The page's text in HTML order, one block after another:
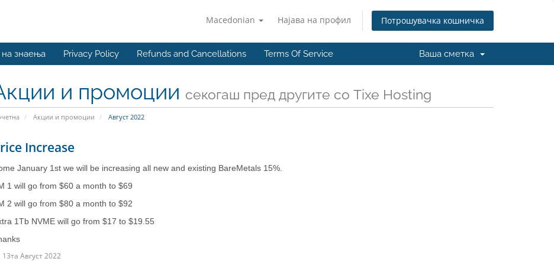
Macedonian Најава на профил Потрошувачка кошничка
на знаења Privacy Policy Refunds and Cancellations Terms Of Service Ваша сметка
и промоции секогаш пред другите со Tixe Hosting
Акции и промоции Август 2022
Increase
January 1st we will be increasing all new and existing BareMetals 15%.
1 will go from $60 a month to $69
2 will go from $80 a month to $92
1Tb NVME will go from $17 to $19.55
13та Август 2022